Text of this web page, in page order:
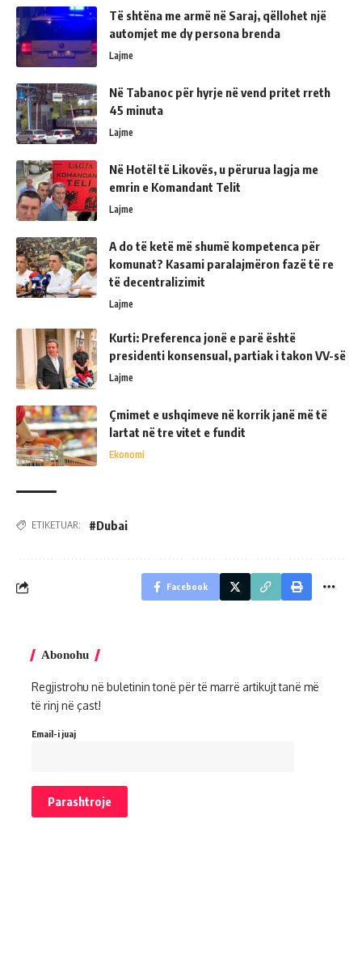
Të shtëna me armë në Saraj, qëllohet një
automjet me dy persona brenda
Lajme
Në Tabanoc për hyrje në vend pritet rreth
45 minuta
Lajme
Në Hotël të Likovës, u përurua lagja me
emrin e Komandant Telit
Lajme
A do të ketë më shumë kompetenca për
komunat? Kasami paralajmëron fazë të re
të decentralizimit
Lajme
Kurti: Preferenca jonë e parë është
presidenti konsensual, partiak i takon VV-së
Lajme
Çmimet e ushqimeve në korrik janë më të
lartat në tre vitet e fundit
Ekonomi
ETIKETUAR: #Dubai
Facebook
Abonohu
Regjistrohu në buletinin tonë për të marrë artikujt tanë më
të rinj në çast!
Email-i juaj